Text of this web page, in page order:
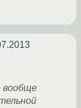
вообще